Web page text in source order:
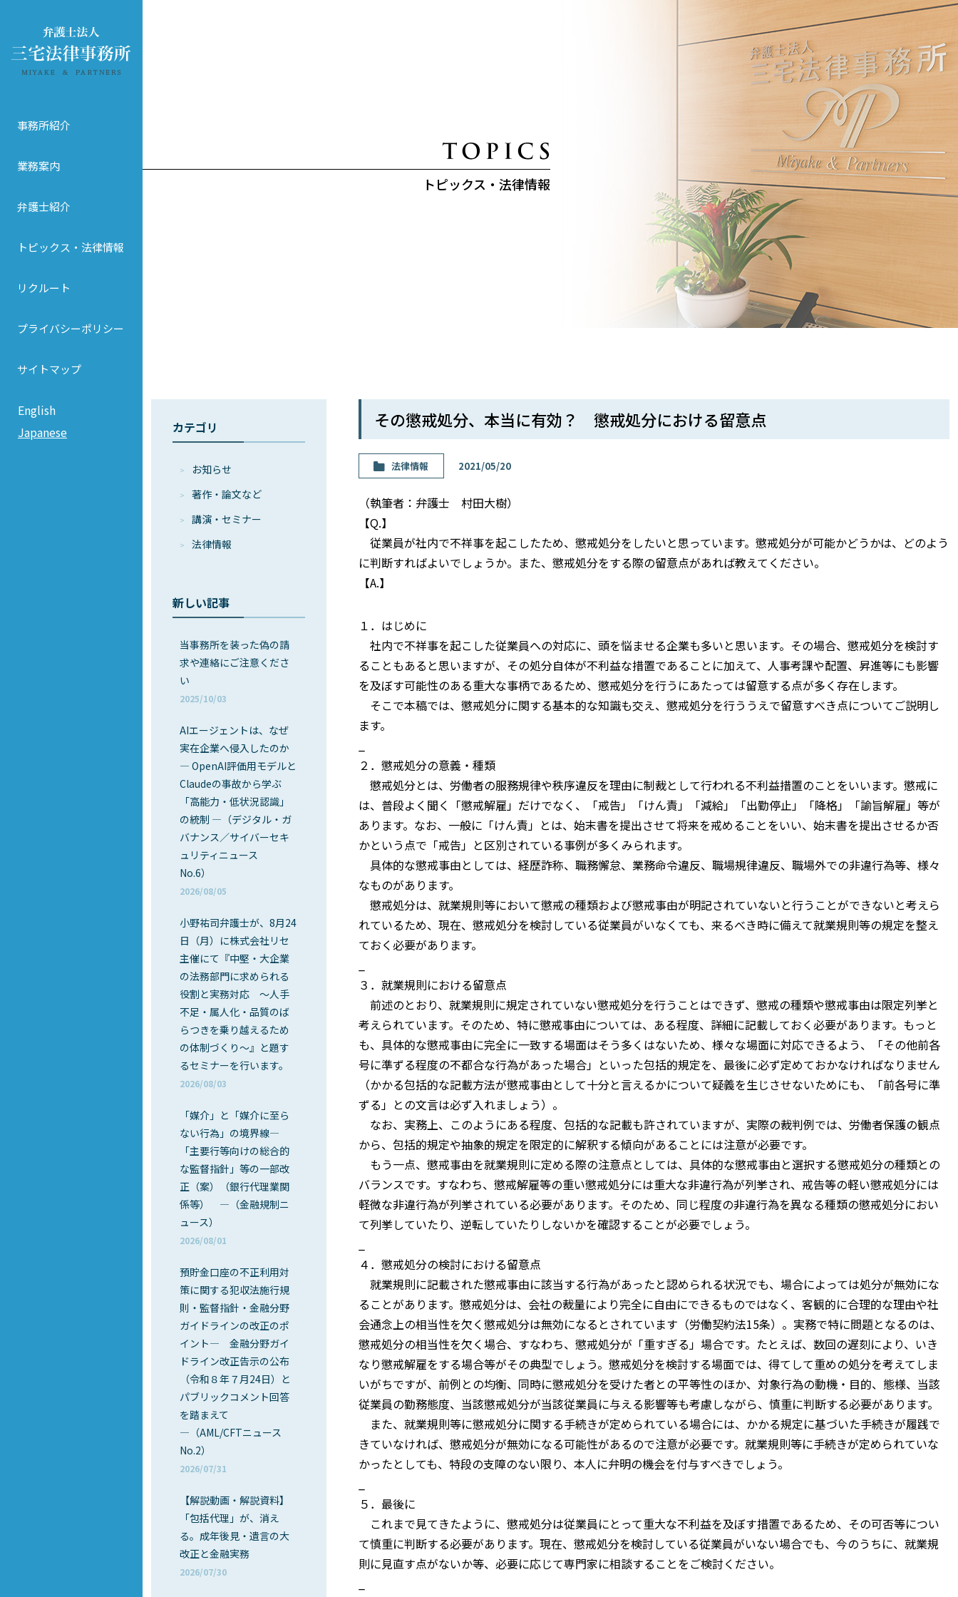
事務所紹介
業務案内
弁護士紹介
トピックス・法律情報
リクルート
プライバシーポリシー
サイトマップ
English
Japanese
トピックス・法律情報
カテゴリ
お知らせ
著作・論⽂など
講演・セミナー
法律情報
新しい記事
当事務所を装った偽の請
求や連絡にご注意くださ
い
2025/10/03
AIエージェントは、なぜ
実在企業へ侵入したのか
― OpenAI評価用モデルと
Claudeの事故から学ぶ
「高能力・低状況認識」
の統制 ―（デジタル・ガ
バナンス／サイバーセキ
ュリティニュース
No.6）
2026/08/05
小野祐司弁護士が、8月24
日（月）に株式会社リセ
主催にて『中堅・大企業
の法務部門に求められる
役割と実務対応 ～人手
不足・属人化・品質のば
らつきを乗り越えるため
の体制づくり～』と題す
るセミナーを行います。
2026/08/03
「媒介」と「媒介に至ら
ない行為」の境界線―
「主要行等向けの総合的
な監督指針」等の一部改
正（案）（銀行代理業関
係等） ―（金融規制ニ
ュース）
2026/08/01
預貯金口座の不正利用対
策に関する犯収法施行規
則・監督指針・金融分野
ガイドラインの改正のポ
イント― 金融分野ガイ
ドライン改正告示の公布
（令和８年７月24日）と
パブリックコメント回答
を踏まえて
―（AML/CFTニュース
No.2）
2026/07/31
【解説動画・解説資料】
「包括代理」が、消え
る。成年後見・遺言の大
改正と金融実務
2026/07/30
その懲戒処分、本当に有効？ 懲戒処分における留意点
法律情報 2021/05/20
（執筆者：弁護士 村田大樹）
【Q.】
従業員が社内で不祥事を起こしたため、懲戒処分をしたいと思っています。懲戒処分が可能かどうかは、どのよう
に判断すればよいでしょうか。また、懲戒処分をする際の留意点があれば教えてください。
【A.】
１．はじめに
社内で不祥事を起こした従業員への対応に、頭を悩ませる企業も多いと思います。その場合、懲戒処分を検討す
ることもあると思いますが、その処分自体が不利益な措置であることに加えて、人事考課や配置、昇進等にも影響
を及ぼす可能性のある重大な事柄であるため、懲戒処分を行うにあたっては留意する点が多く存在します。
そこで本稿では、懲戒処分に関する基本的な知識も交え、懲戒処分を行ううえで留意すべき点についてご説明し
ます。
２．懲戒処分の意義・種類
懲戒処分とは、労働者の服務規律や秩序違反を理由に制裁として行われる不利益措置のことをいいます。懲戒に
は、普段よく聞く「懲戒解雇」だけでなく、「戒告」「けん責」「減給」「出勤停止」「降格」「諭旨解雇」等が
あります。なお、一般に「けん責」とは、始末書を提出させて将来を戒めることをいい、始末書を提出させるか否
かという点で「戒告」と区別されている事例が多くみられます。
具体的な懲戒事由としては、経歴詐称、職務懈怠、業務命令違反、職場規律違反、職場外での非違行為等、様々
なものがあります。
懲戒処分は、就業規則等において懲戒の種類および懲戒事由が明記されていないと行うことができないと考えら
れているため、現在、懲戒処分を検討している従業員がいなくても、来るべき時に備えて就業規則等の規定を整え
ておく必要があります。
３．就業規則における留意点
前述のとおり、就業規則に規定されていない懲戒処分を行うことはできず、懲戒の種類や懲戒事由は限定列挙と
考えられています。そのため、特に懲戒事由については、ある程度、詳細に記載しておく必要があります。もっと
も、具体的な懲戒事由に完全に一致する場面はそう多くはないため、様々な場面に対応できるよう、「その他前各
号に準ずる程度の不都合な行為があった場合」といった包括的規定を、最後に必ず定めておかなければなりません
（かかる包括的な記載方法が懲戒事由として十分と言えるかについて疑義を生じさせないためにも、「前各号に準
ずる」との文言は必ず入れましょう）。
なお、実務上、このようにある程度、包括的な記載も許されていますが、実際の裁判例では、労働者保護の観点
から、包括的規定や抽象的規定を限定的に解釈する傾向があることには注意が必要です。
もう一点、懲戒事由を就業規則に定める際の注意点としては、具体的な懲戒事由と選択する懲戒処分の種類との
バランスです。すなわち、懲戒解雇等の重い懲戒処分には重大な非違行為が列挙され、戒告等の軽い懲戒処分には
軽微な非違行為が列挙されている必要があります。そのため、同じ程度の非違行為を異なる種類の懲戒処分におい
て列挙していたり、逆転していたりしないかを確認することが必要でしょう。
４．懲戒処分の検討における留意点
就業規則に記載された懲戒事由に該当する行為があったと認められる状況でも、場合によっては処分が無効にな
ることがあります。懲戒処分は、会社の裁量により完全に自由にできるものではなく、客観的に合理的な理由や社
会通念上の相当性を欠く懲戒処分は無効になるとされています（労働契約法15条）。実務で特に問題となるのは、
懲戒処分の相当性を欠く場合、すなわち、懲戒処分が「重すぎる」場合です。たとえば、数回の遅刻により、いき
なり懲戒解雇をする場合等がその典型でしょう。懲戒処分を検討する場面では、得てして重めの処分を考えてしま
いがちですが、前例との均衡、同時に懲戒処分を受けた者との平等性のほか、対象行為の動機・目的、態様、当該
従業員の勤務態度、当該懲戒処分が当該従業員に与える影響等も考慮しながら、慎重に判断する必要があります。
また、就業規則等に懲戒処分に関する手続きが定められている場合には、かかる規定に基づいた手続きが履践で
きていなければ、懲戒処分が無効になる可能性があるので注意が必要です。就業規則等に手続きが定められていな
かったとしても、特段の支障のない限り、本人に弁明の機会を付与すべきでしょう。
５．最後に
これまで見てきたように、懲戒処分は従業員にとって重大な不利益を及ぼす措置であるため、その可否等につい
て慎重に判断する必要があります。現在、懲戒処分を検討している従業員がいない場合でも、今のうちに、就業規
則に見直す点がないか等、必要に応じて専門家に相談することをご検討ください。